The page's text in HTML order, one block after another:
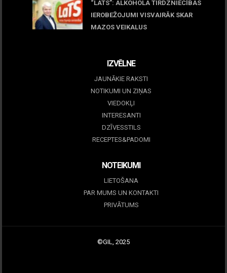
“LATS”: ALKOHOLA TIRDZNIECĪBAS
IEROBEŽOJUMI VISVAIRĀK SKAR
MAZOS VEIKALUS
IZVĒLNE
JAUNĀKIE RAKSTI
NOTIKUMI UN ZIŅAS
VIEDOKĻI
INTERESANTI
DZĪVESSTILS
RECEPTES&PADOMI
NOTEIKUMI
LIETOŠANA
PAR MUMS UN KONTAKTI
PRIVĀTUMS
©GIL, 2025